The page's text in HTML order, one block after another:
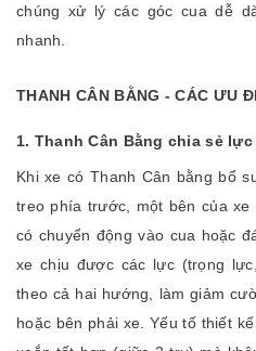
chúng xử lý các góc cua dễ
nhanh.
THANH CÂN BẰNG - CÁC ƯU
1. Thanh Cân Bằng chia sẻ
Khi xe có Thanh Cân bằng bổ
treo phía trước, một bên của
có chuyển động vào cua hoặc
xe chịu được các lực (trọng
theo cả hai hướng, làm giảm
hoặc bên phải xe. Yếu tố thiết